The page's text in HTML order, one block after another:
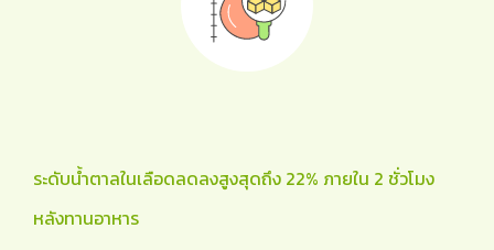
ระดับน้ำตาลในเลือดลดลงสูงสุดถึง 22% ภายใน 2 ชั่วโมง
หลังทานอาหาร